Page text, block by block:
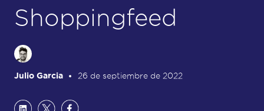
Shoppingfeed
Julio Garcia 26 de septiembre de 2022